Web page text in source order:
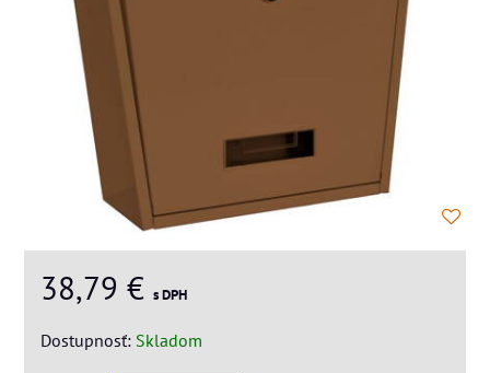
38,79 € s DPH
Dostupnosť: Skladom